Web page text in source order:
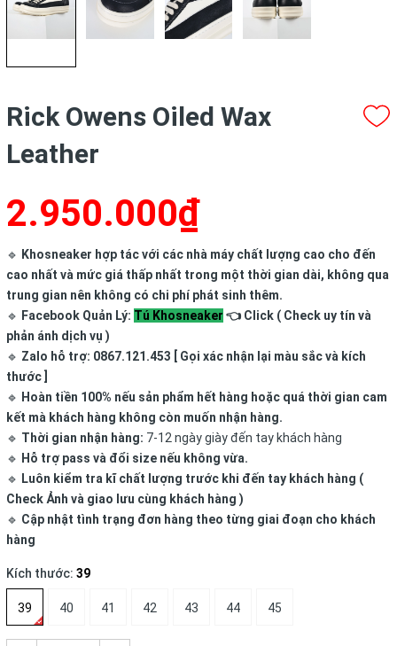
Rick Owens Oiled Wax
Leather
2.950.000₫
🔹 Khosneaker hợp tác với các nhà máy chất lượng cao cho đến
cao nhất và mức giá thấp nhất trong một thời gian dài, không qua
trung gian nên không có chi phí phát sinh thêm.
🔹 Facebook Quản Lý: Tú Khosneaker 👈 Click ( Check uy tín và
phản ánh dịch vụ )
🔹 Zalo hỗ trợ: 0867.121.453 [ Gọi xác nhận lại màu sắc và kích
thước ]
🔹 Hoàn tiền 100% nếu sản phẩm hết hàng hoặc quá thời gian cam
kết mà khách hàng không còn muốn nhận hàng.
🔹 Thời gian nhận hàng: 7-12 ngày giày đến tay khách hàng
🔹 Hỗ trợ pass và đổi size nếu không vừa.
🔹 Luôn kiểm tra kĩ chất lượng trước khi đến tay khách hàng (
Check Ảnh và giao lưu cùng khách hàng )
🔹 Cập nhật tình trạng đơn hàng theo từng giai đoạn cho khách
hàng
Kích thước: 39
39 40 41 42 43 44 45